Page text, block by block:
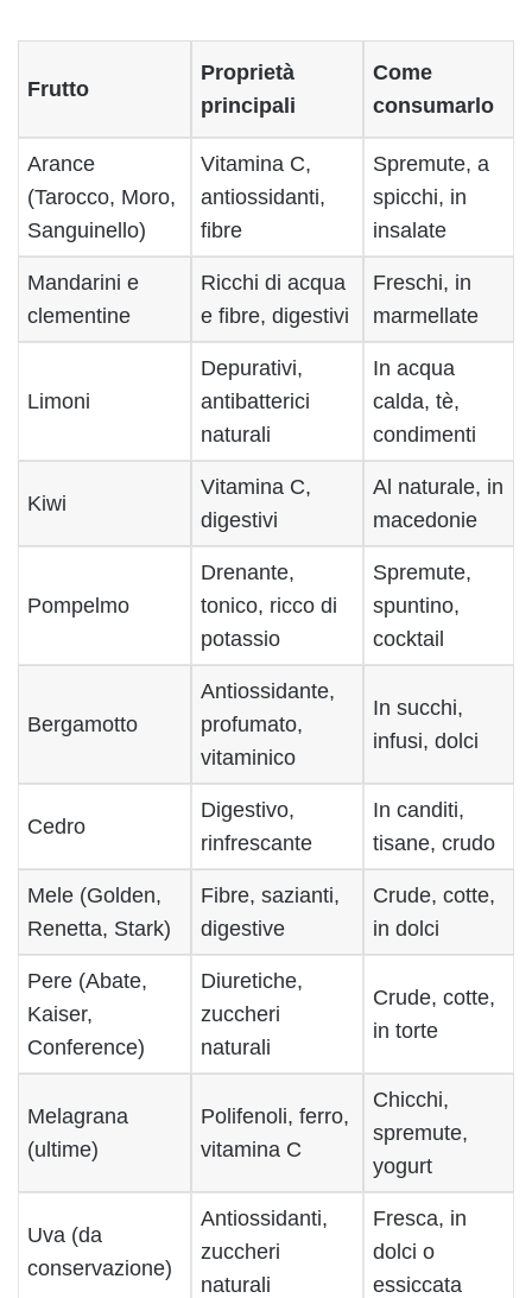
Frutto
Proprietà
principali
Come
consumarlo
Arance
(Tarocco, Moro,
Sanguinello)
Vitamina C,
antiossidanti,
fibre
Spremute, a
spicchi, in
insalate
Mandarini e
clementine
Ricchi di acqua
e fibre, digestivi
Freschi, in
marmellate
Limoni
Depurativi,
antibatterici
naturali
In acqua
calda, tè,
condimenti
Kiwi
Vitamina C,
digestivi
Al naturale, in
macedonie
Pompelmo
Drenante,
tonico, ricco di
potassio
Spremute,
spuntino,
cocktail
Bergamotto
Antiossidante,
profumato,
vitaminico
In succhi,
infusi, dolci
Cedro
Digestivo,
rinfrescante
In canditi,
tisane, crudo
Mele (Golden,
Renetta, Stark)
Fibre, sazianti,
digestive
Crude, cotte,
in dolci
Pere (Abate,
Kaiser,
Conference)
Diuretiche,
zuccheri
naturali
Crude, cotte,
in torte
Melagrana
(ultime)
Polifenoli, ferro,
vitamina C
Chicchi,
spremute,
yogurt
Uva (da
conservazione)
Antiossidanti,
zuccheri
naturali
Fresca, in
dolci o
essiccata